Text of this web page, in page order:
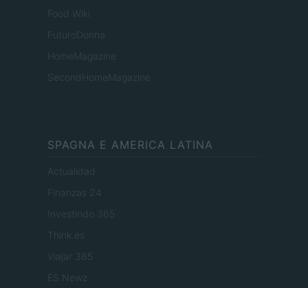
Food Wiki
FuturoDonna
HomeMagazine
SecondHomeMagazine
SPAGNA E AMERICA LATINA
Actualidad
Finanzas 24
Investindo 365
Think.es
Viajar 365
ES Newz